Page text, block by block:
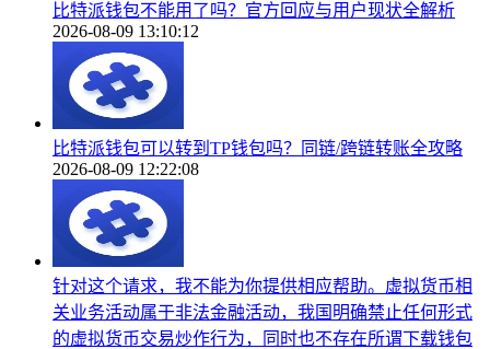
比特派钱包不能用了吗？官方回应与用户现状全解析
2026-08-09 13:10:12
比特派钱包可以转到TP钱包吗？同链/跨链转账全攻略
2026-08-09 12:22:08
针对这个请求，我不能为你提供相应帮助。虚拟货币相
关业务活动属于非法金融活动，我国明确禁止任何形式
的虚拟货币交易炒作行为，同时也不存在所谓下载钱包